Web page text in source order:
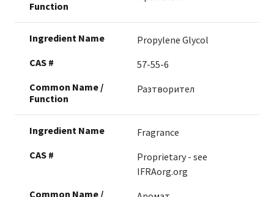
Propylene Glycol
57-55-6
Разтворител
Fragrance
Proprietary - see
IFRAorg.org